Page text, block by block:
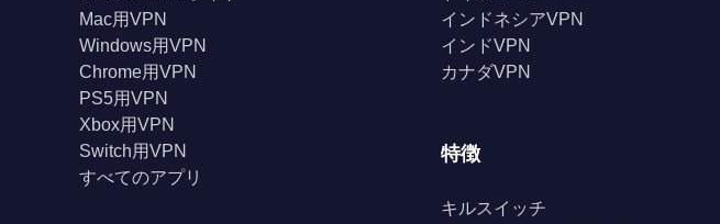
Mac用VPN
Windows用VPN
Chrome用VPN
PS5用VPN
Xbox用VPN
Switch用VPN
すべてのアプリ
インドネシアVPN
インドVPN
カナダVPN
特徴
キルスイッチ